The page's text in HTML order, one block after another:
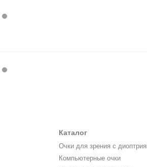
Каталог
Очки для зрения с
Компьютерные очки